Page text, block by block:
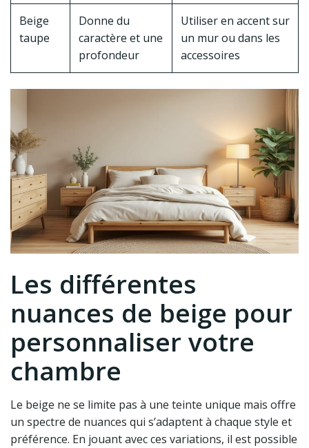
Beige
taupe
Donne du
caractère et une
profondeur
Utiliser en accent sur
un mur ou dans les
accessoires
Les différentes
nuances de beige pour
personnaliser votre
chambre
Le beige ne se limite pas à une teinte unique mais offre
un spectre de nuances qui s’adaptent à chaque style et
préférence. En jouant avec ces variations, il est possible